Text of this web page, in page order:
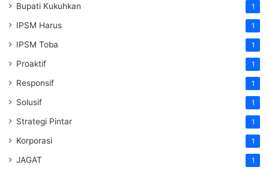
Bupati Kukuhkan 1
IPSM Harus 1
IPSM Toba 1
Proaktif 1
Responsif 1
Solusif 1
Strategi Pintar 1
Korporasi 1
JAGAT 1